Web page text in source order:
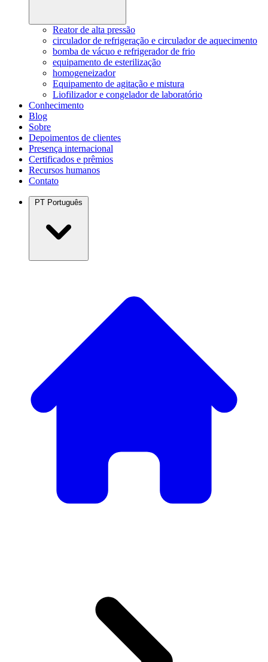
Reator de alta pressão
circulador de refrigeração e circulador de aquecimento
bomba de vácuo e refrigerador de frio
equipamento de esterilização
homogeneizador
Equipamento de agitação e mistura
Liofilizador e congelador de laboratório
Conhecimento
Blog
Sobre
Depoimentos de clientes
Presença internacional
Certificados e prêmios
Recursos humanos
Contato
PT Português